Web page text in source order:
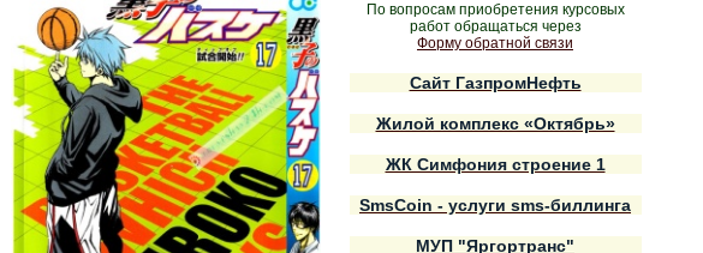
По вопросам приобретения курсовых
работ обращаться через
Форму обратной связи
Сайт ГазпромНефть
Жилой комплекс «Октябрь»
ЖК Симфония строение 1
SmsCoin - услуги sms-биллинга
МУП "Яргортранс"